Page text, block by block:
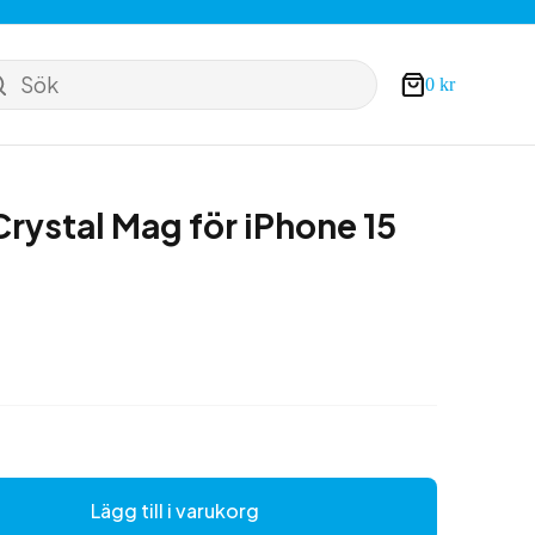
Sök Varukorg
0 kr
Mag för iPhone 15
Lägg till i varukorg